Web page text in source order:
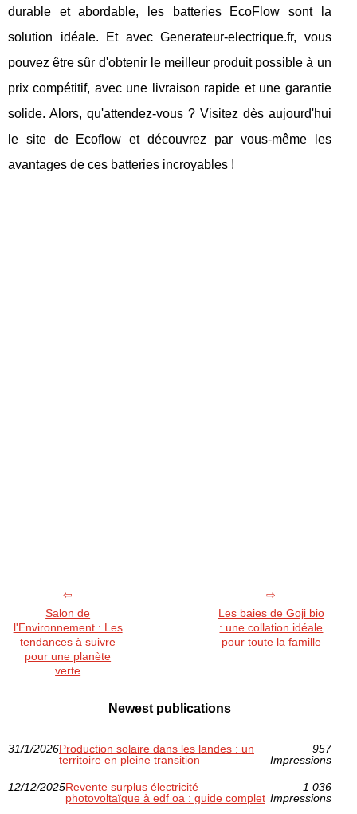
durable et abordable, les batteries EcoFlow sont la
solution idéale. Et avec Generateur-electrique.fr, vous
pouvez être sûr d'obtenir le meilleur produit possible à un
prix compétitif, avec une livraison rapide et une garantie
solide. Alors, qu'attendez-vous ? Visitez dès aujourd'hui
le site de Ecoflow et découvrez par vous-même les
avantages de ces batteries incroyables !
Salon de
l'Environnement : Les
tendances à suivre
pour une planète
verte
Les baies de Goji bio
: une collation idéale
pour toute la famille
Newest publications
31/1/2026Production solaire dans les landes : un
territoire en pleine transition
957
Impressions
12/12/2025Revente surplus électricité
photovoltaïque à edf oa : guide complet
1 036
Impressions